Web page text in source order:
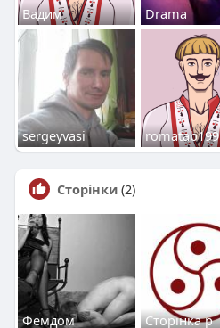
Вадим Drama
sergeyvasi romatab199
Сторінки (2)
Фемдом Сторінка р